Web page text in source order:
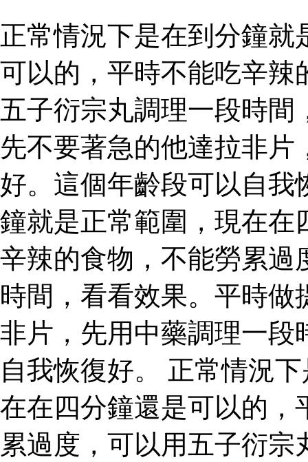
正常情況下是在到分鐘
可以的，平時不能吃辛辣
五子衍宗丸調理一段時
先不要著急的他達拉非
好。這個年齡段可以自我
鐘就是正常範圍，現在在
辛辣的食物，不能勞累過
時間，看看效果。平時
非片，先用中藥調理一段
自我恢復好。 正常情況
在在四分鐘還是可以的，
累過度，可以用五子衍